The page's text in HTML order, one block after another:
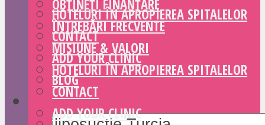
HOTELURI ÎN APROPIEREA SPITALELOR
CONTACT
ADD YOUR CLINIC
BLOG
OBȚINEȚI FINANȚARE
ÎNTREBĂRI FRECVENTE
MISIUNE & VALORI
HOTELURI ÎN APROPIEREA SPITALELOR
CONTACT
ADD YOUR CLINIC